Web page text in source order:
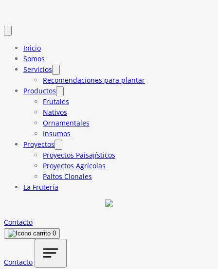
Inicio
Somos
Servicios
Recomendaciones para plantar
Productos
Frutales
Nativos
Ornamentales
Insumos
Proyectos
Proyectos Paisajísticos
Proyectos Agrícolas
Paltos Clonales
La Frutería
Contacto
0
Contacto